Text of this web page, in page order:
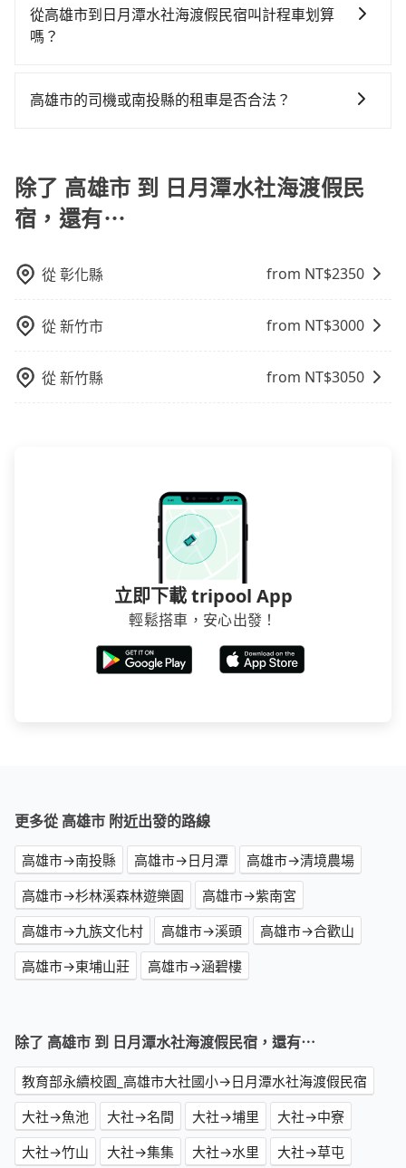
台排隊的時間約20分鐘，再乘坐42~69分鐘（平均57
分）的高鐵從左營站前往台中高鐵站，每人票價790元，
民宿 (南投縣魚池鄉) 的目的地。全程加上轉車時間共2小
僅至少額外負擔220元車資，而且更會額外浪費34分鐘
在轉乘與等車上，現在還不馬上來預約tripool！
時不需要閉目養神（因為要自己開車），最重要的是你
當天就要來回，那在高雄路邊可隨租隨借的iRent應該是
市（大社區）到日月潭水社海渡假民宿的花費預估為
能的罰單都需自付。再者，和運的iRent只提供最基本的
車型，如Toyota Yaris、Prius C、Vios這類乘坐體驗較
差的車款，如果人數超過四位，更是沒有較大的七人座
況，打開車門才發現仍有上一組乘客遺留的垃圾或者撞
樣。另外，偶爾也會遇到明明已經預約了時間但上一位
用戶卻遲遲尚未歸還，又或者要還車時卻偏偏找不到停
小的風險。最後，雖然路邊隨租隨還看似方便，但實際
從高雄市到日月潭水社海渡假民宿叫計程車划算
嗎？
灣大車隊、Uber、Line Taxi、Yoxi等。依照里程跳錶計
0.2%，其叫車的難度是雙北市的490倍。綜合以上，無
論在價格或服務品質上，tripool都是你從高雄市到日月
潭水社海渡假民宿的最佳選擇。
高雄市的司機或南投縣的租車是否合法？
警察臨檢並趕下車，出意外後保險公司更是不會提供任
何理賠，如果又遇到心術不正的司機，其犯罪行為可能
都無法監控或追查。最好別為了省小錢而冒上不必要的
行，一定符合台灣法律規定，除了司機擁有合法的職業
駕駛執照以及良民證外，車輛一定投保最高300萬乘客
險。最好辨別叫的車是否合法，就看車牌的開頭，只要
不是R或T開頭的車，就一定是違法。
除了 高雄市 到 日月潭水社海渡假民
宿，還有⋯
從彰化縣 from NT$2350
從新竹市 from NT$3000
從新竹縣 from NT$3050
立即下載 tripool App
輕鬆搭車，安心出發！
更多從 高雄市 附近出發的路線
高雄市→南投縣 高雄市→日月潭
高雄市→清境農場
高雄市→杉林溪森林遊樂園
高雄市→紫南宮
高雄市→九族文化村
高雄市→溪頭
高雄市→合歡山
高雄市→東埔山莊
高雄市→涵碧樓
除了 高雄市 到 日月潭水社海渡假民宿，還有⋯
教育部永續校園_高雄市大社國小→日月潭水社海渡假民宿
大社→魚池
大社→名間 大社→埔里
大社→中寮
大社→竹山
大社→集集 大社→水里
大社→草屯